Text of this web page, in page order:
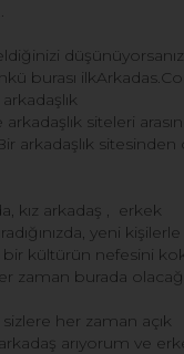
düşünüyorsanız
burası
siteleri
arkadaşlık sitesinden
kız arkadaş , erkek
yeni
bir kültürün nefesini
zaman burada
sizlere her zaman açık
arıyorum ve